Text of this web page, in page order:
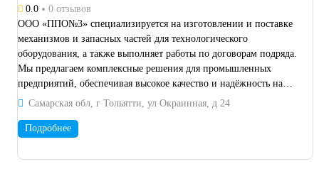
0.0
0 отзывов
ООО «ППО№3» специализируется на изготовлении и поставке
механизмов и запасных частей для технологического
оборудования, а также выполняет работы по договорам подряда.
Мы предлагаем комплексные решения для промышленных
предприятий, обеспечивая высокое качество и надёжность на
каждом этапе сотрудничества. Наш ассортимент продукции:
детали. Тела вращения (валы, втулки). Коленчатые валы.
фрикционные изделия (колодки, вкладыши, секторы) для
Самарская обл, г Тольятти, ул Окраинная, д 24
Подробнее